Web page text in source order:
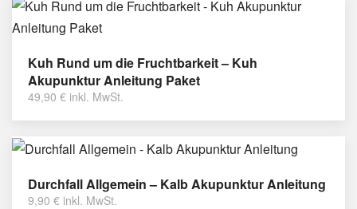
Kuh Rund um die Fruchtbarkeit – Kuh
Akupunktur Anleitung Paket
49,90 € inkl. MwSt.
Durchfall Allgemein – Kalb Akupunktur Anleitung
9,90 € inkl. MwSt.